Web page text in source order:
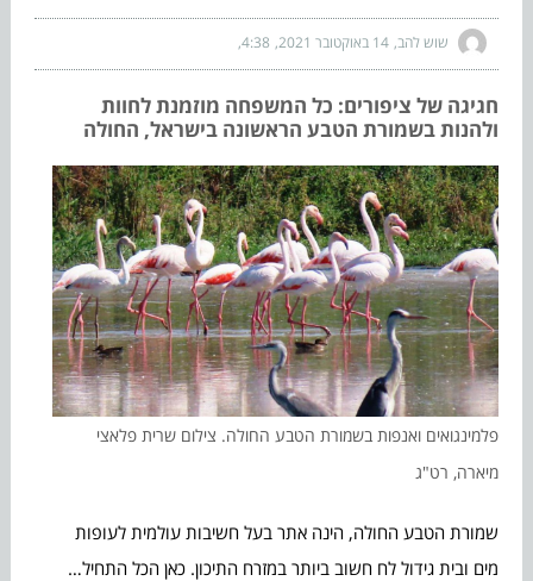
שוש להב 14 באוקטובר 2021 4:38
חגיגה של ציפורים: כל המשפחה מוזמנת לחוות
ולהנות בשמורת הטבע הראשונה בישראל, החולה
פלמינגואים ואנפות בשמורת הטבע החולה. צילום שרית פלאצי
מיארה, רט"ג
שמורת הטבע החולה, הינה אתר בעל חשיבות עולמית לעופות
מים ובית גידול לח חשוב ביותר במזרח התיכון. כאן הכל התחיל…